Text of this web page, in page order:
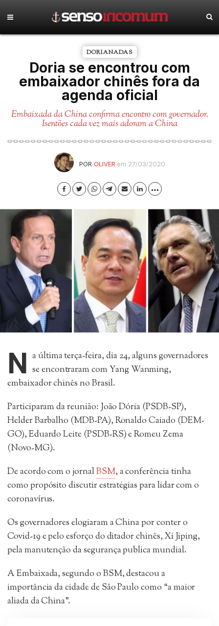
DORIANADAS
Doria se encontrou com
embaixador chinês fora da
agenda oficial
Embaixada da China confirma encontro com governador.
Isentões cada vez mais adoram a China
POR OLIVER em 27/03/2020
N a última terça-feira, dia 24, alguns governadores
se encontraram com Yang Wanming,
embaixador chinês no Brasil.
Participaram da reunião: João Dória (PSDB-SP),
Helder Barbalho (MDB-PA), Ronaldo Caiado (DEM-
GO), Eduardo Leite (PSDB-RS) e Romeu Zema
(Novo-MG).
De acordo com o jornalBSM, a conferência tinha
como propósito discutir estratégias para lidar com o
coronavírus.
Os governadores elogiaram a China por conter o
Covid-19 e pelo esforço do ditador chinês, Xi Jiping,
pela manutenção da segurança publica mundial.
A Embaixada, segundo o BSM, destacou a
importância da cidade de São Paulo como “a maior
aliada da China”.